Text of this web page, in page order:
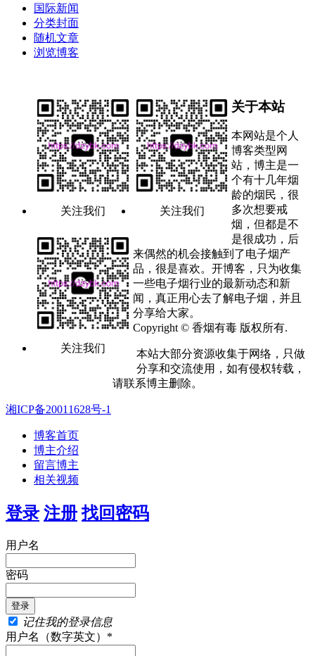
国际新闻
分类封面
随机文章
浏览博客
关注我们 关注我们
关注我们
关于本站
本网站是个人
博客类型网
站，博主是一
个有十几年烟
龄的烟民，很
多次想要戒
烟，但都是不
是很成功，后
来偶然的机会接触到了电子烟产
品，很是喜欢。开博客，只为收集
一些电子烟行业的最新动态和新
闻，真正用心去了解电子烟，并且
分享给大家。
Copyright © 香烟有毒 版权所有.
本站大部分资源收集于网络，只做
分享和交流使用，如有侵权转载，
请联系博主删除。
湘ICP备20011628号-1
博客首页
博主介绍
留言博主
相关视频
登录 注册 找回密码
用户名
密码
记住我的登录信息
用户名（数字英文）*